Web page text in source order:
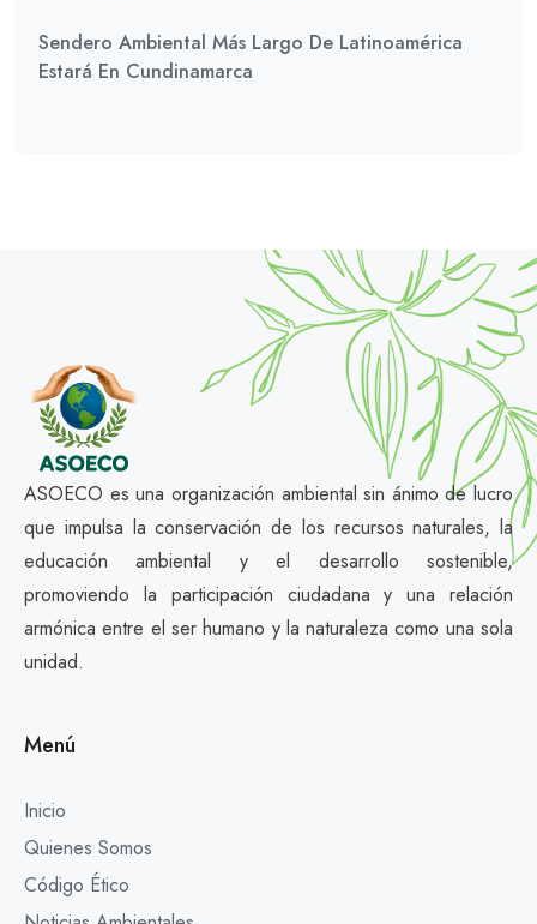
Sendero Ambiental Más Largo De Latinoamérica
Estará En Cundinamarca
ASOECO es una organización ambiental sin ánimo de lucro
que impulsa la conservación de los recursos naturales, la
educación ambiental y el desarrollo sostenible,
promoviendo la participación ciudadana y una relación
armónica entre el ser humano y la naturaleza como una sola
unidad.
Menú
Inicio
Quienes Somos
Código Ético